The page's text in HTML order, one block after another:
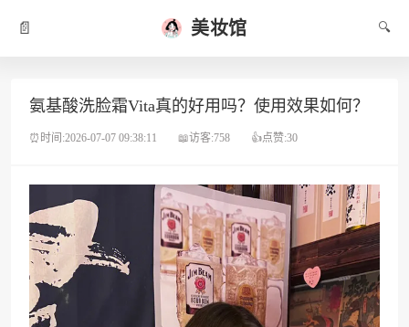
📄 美妆馆 🔍
氨基酸洗脸霜Vita真的好用吗？使用效果如何？
⏰时间:2026-07-07 09:38:11 📖访客:758 👍点赞:30